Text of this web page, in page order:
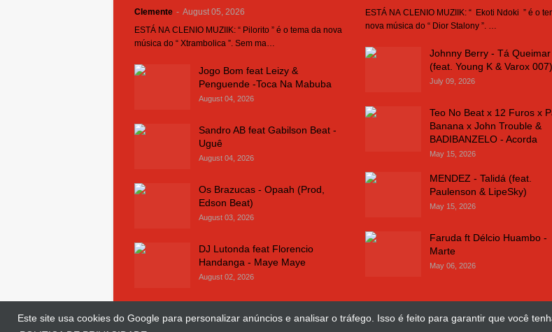
Este site usa cookies do Google para personalizar anúncios e analisar o tráfego. Isso é feito para garantir que você
Clemente - August 05, 2026
ESTÁ NA CLENIO MUZIIK: “ Pilorito ” é o tema da nova
música do “ Xtrambolica ”. Sem ma…
Jogo Bom feat Leizy &
Penguende -Toca Na Mabuba
August 04, 2026
Sandro AB feat Gabilson Beat -
Uguê
August 04, 2026
Os Brazucas - Opaah (Prod,
Edson Beat)
August 03, 2026
DJ Lutonda feat Florencio
Handanga - Maye Maye
August 02, 2026
ESTÁ NA CLENIO MUZIIK: “ Ekoti Ndoki ” é o
nova música do “ Dior Stalony ”. …
Johnny Berry - Tá Queimar
(feat. Young K & Varox 007)
July 09, 2026
Teo No Beat x 12 Furos x
Banana x John Trouble &
BADIBANZELO - Acorda
May 15, 2026
MENDEZ - Talidá (feat.
Paulenson & LipeSky)
May 15, 2026
Faruda ft Délcio Huambo -
Marte
May 06, 2026
© Copyright 2018 and 2025 Clenio Muziik| Design WebJosé Chimuco